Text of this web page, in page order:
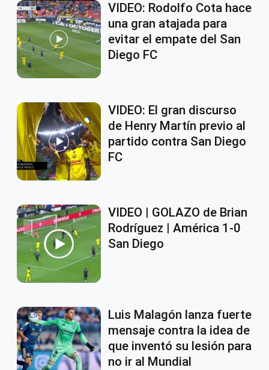
VIDEO: Rodolfo Cota hace
una gran atajada para
evitar el empate del San
Diego FC
VIDEO: El gran discurso
de Henry Martín previo al
partido contra San Diego
FC
VIDEO | GOLAZO de Brian
Rodríguez | América 1-0
San Diego
Luis Malagón lanza fuerte
mensaje contra la idea de
que inventó su lesión para
no ir al Mundial